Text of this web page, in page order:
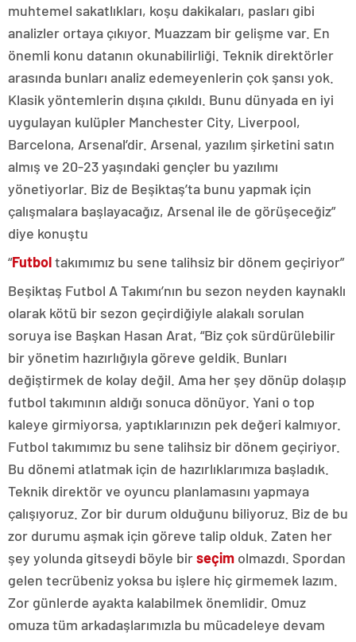
muhtemel sakatlıkları, koşu dakikaları, pasları gibi
analizler ortaya çıkıyor. Muazzam bir gelişme var. En
önemli konu datanın okunabilirliği. Teknik direktörler
arasında bunları analiz edemeyenlerin çok şansı yok.
Klasik yöntemlerin dışına çıkıldı. Bunu dünyada en iyi
uygulayan kulüpler Manchester City, Liverpool,
Barcelona, Arsenal’dir. Arsenal, yazılım şirketini satın
almış ve 20-23 yaşındaki gençler bu yazılımı
yönetiyorlar. Biz de Beşiktaş’ta bunu yapmak için
çalışmalara başlayacağız, Arsenal ile de görüşeceğiz”
diye konuştu
“Futboltakımımız bu sene talihsiz bir dönem geçiriyor”
Beşiktaş Futbol A Takımı’nın bu sezon neyden kaynaklı
olarak kötü bir sezon geçirdiğiyle alakalı sorulan
soruya ise Başkan Hasan Arat, “Biz çok sürdürülebilir
bir yönetim hazırlığıyla göreve geldik. Bunları
değiştirmek de kolay değil. Ama her şey dönüp dolaşıp
futbol takımının aldığı sonuca dönüyor. Yani o top
kaleye girmiyorsa, yaptıklarınızın pek değeri kalmıyor.
Futbol takımımız bu sene talihsiz bir dönem geçiriyor.
Bu dönemi atlatmak için de hazırlıklarımıza başladık.
Teknik direktör ve oyuncu planlamasını yapmaya
çalışıyoruz. Zor bir durum olduğunu biliyoruz. Biz de bu
zor durumu aşmak için göreve talip olduk. Zaten her
şey yolunda gitseydi böyle birseçim olmazdı. Spordan
gelen tecrübeniz yoksa bu işlere hiç girmemek lazım.
Zor günlerde ayakta kalabilmek önemlidir. Omuz
omuza tüm arkadaşlarımızla bu mücadeleye devam